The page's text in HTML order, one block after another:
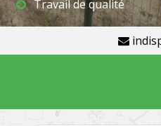
Travail de qualité